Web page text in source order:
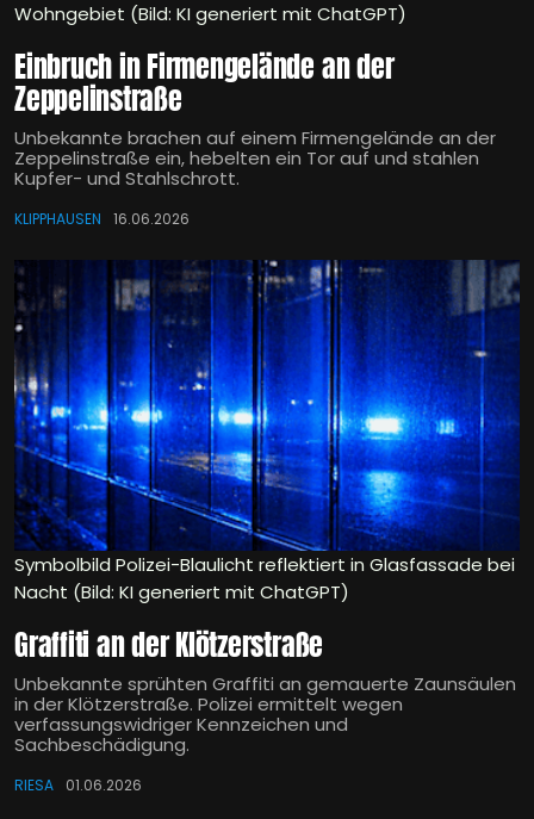
Wohngebiet (Bild: KI generiert mit ChatGPT)
Einbruch in Firmengelände an der
Zeppelinstraße
Unbekannte brachen auf einem Firmengelände an der
Zeppelinstraße ein, hebelten ein Tor auf und stahlen
Kupfer- und Stahlschrott.
KLIPPHAUSEN 16.06.2026
Symbolbild Polizei-Blaulicht reflektiert in Glasfassade bei
Nacht (Bild: KI generiert mit ChatGPT)
Graffiti an der Klötzerstraße
Unbekannte sprühten Graffiti an gemauerte Zaunsäulen
in der Klötzerstraße. Polizei ermittelt wegen
verfassungswidriger Kennzeichen und
Sachbeschädigung.
RIESA 01.06.2026